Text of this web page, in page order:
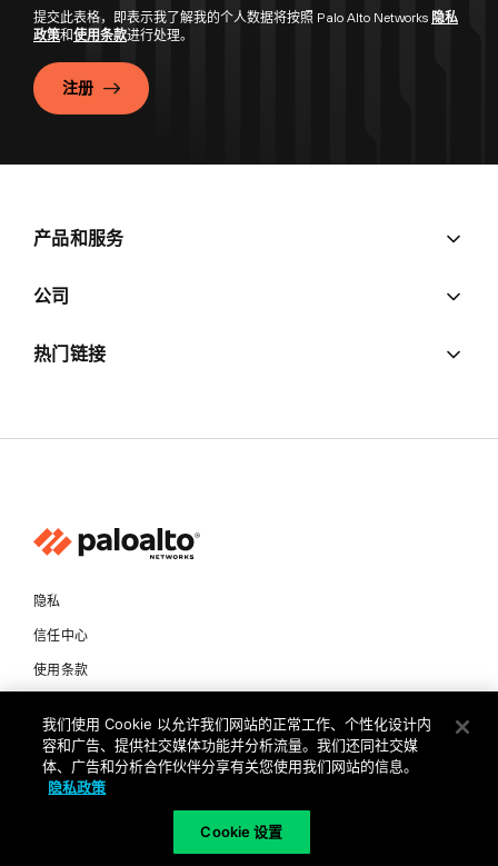
提交此表格，即表示我了解我的个人数据将按照 Palo Alto Networks 隐私
政策和使用条款进行处理。
注册
产品和服务
公司
热门链接
隐私
信任中心
使用条款
版权所有 © 2026 Palo Alto Networks。保留所有权利
我们使用 Cookie 以允许我们网站的正常工作、个性化设计内
容和广告、提供社交媒体功能并分析流量。我们还同社交媒
体、广告和分析合作伙伴分享有关您使用我们网站的信息。
隐私政策
Cookie 设置